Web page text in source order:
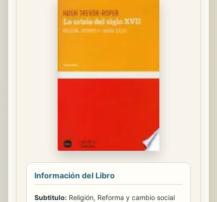
Información del Libro
Subtitulo: Religión, Reforma y cambio social